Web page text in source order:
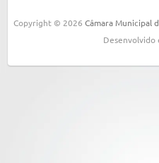
Copyright © 2026 Câmara Municipal
Desenvolvido